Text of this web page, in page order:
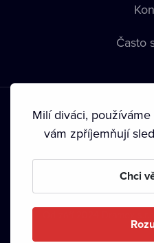
Často
Podmínky používání •
•
Milí diváci,
vám zpříjemňují
Chci